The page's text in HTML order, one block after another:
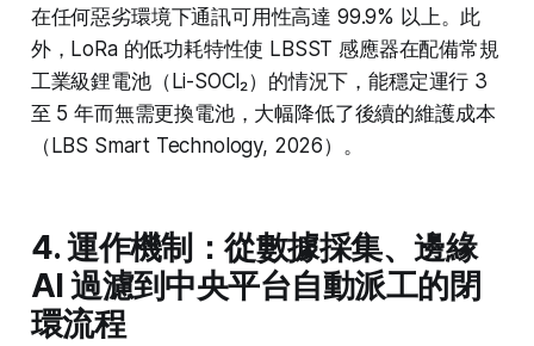
在任何惡劣環境下通訊可用性高達 99.9% 以上。此
外，LoRa 的低功耗特性使 LBSST 感應器在配備常規
工業級鋰電池（Li-SOCl₂）的情況下，能穩定運行 3
至 5 年而無需更換電池，大幅降低了後續的維護成本
（LBS Smart Technology, 2026）。
4. 運作機制：從數據採集、邊緣
AI 過濾到中央平台自動派工的閉
環流程